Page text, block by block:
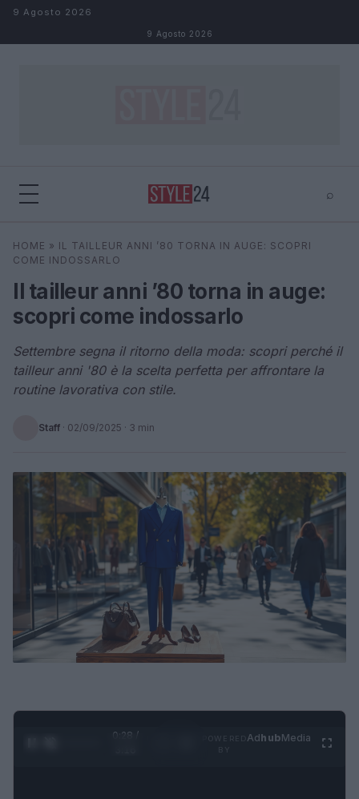
Salta al contenuto
9 Agosto 2026
9 Agosto 2026
⌕
Cerca ⌕
HOME » IL TAILLEUR ANNI ’80 TORNA IN AUGE: SCOPRI
COME INDOSSARLO
Il tailleur anni ’80 torna in auge:
scopri come indossarlo
Settembre segna il ritorno della moda: scopri perché il
tailleur anni '80 è la scelta perfetta per affrontare la
routine lavorativa con stile.
Staff · 02/09/2025 · 3 min
0:29 /
AdhubMedia